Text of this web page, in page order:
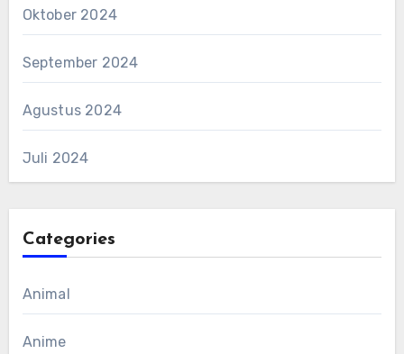
Oktober 2024
September 2024
Agustus 2024
Juli 2024
Categories
Animal
Anime